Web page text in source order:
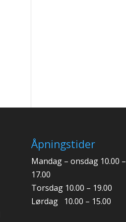
Åpningstider
Mandag – onsdag 10.00 –
17.00
Torsdag 10.00 – 19.00
Lørdag 10.00 – 15.00